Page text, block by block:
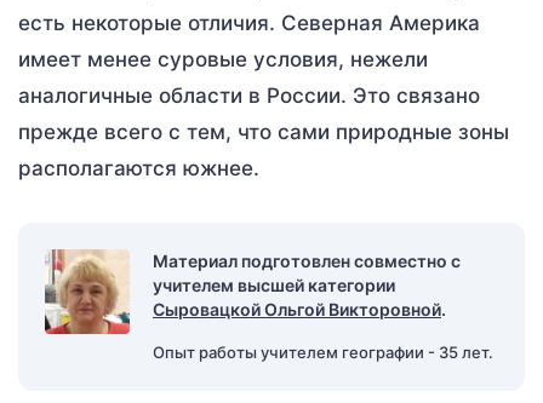
есть некоторые отличия. Северная Америка
имеет менее суровые условия, нежели
аналогичные области в России. Это связано
прежде всего с тем, что сами природные зоны
располагаются южнее.
Материал подготовлен совместно с
учителем высшей категории
Сыровацкой Ольгой Викторовной.
Опыт работы учителем географии - 35 лет.